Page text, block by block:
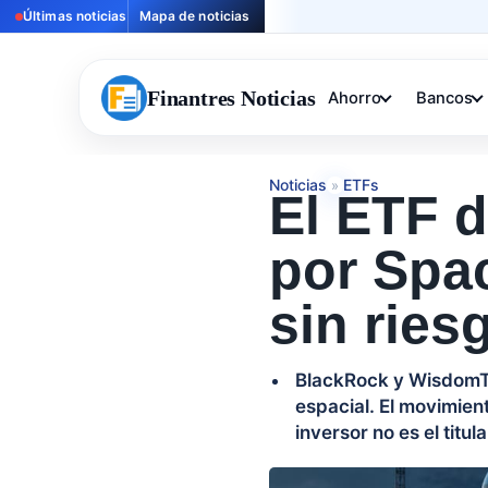
Últimas noticias Mapa de noticias
Finantres Noticias Ahorro Bancos
Noticias » ETFs
El ETF
por
sin
BlackRock y
espacial. El
inversor no es el